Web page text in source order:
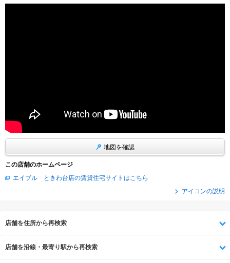
地図を確認
この店舗のホームページ
エイブル ときわ台店の賃貸住宅サイトはこちら
アイコンの説明
店舗を住所から再検索
店舗を沿線・最寄り駅から再検索